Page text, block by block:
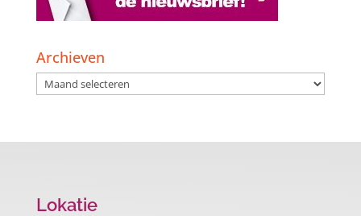
Archieven
Archieven
Lokatie